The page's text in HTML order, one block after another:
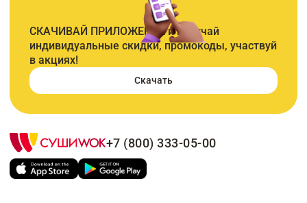
СКАЧИВАЙ ПРИЛОЖЕНИЕ и получай
индивидуальные скидки, промокоды, участвуй
в акциях!
Скачать
+7 (800) 333-05-00